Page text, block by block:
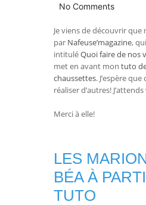
No Comments
Je viens de découvrir
par Nafeuse’magazine,
intituléQuoi faire de nos
met en avant mon tuto
chaussettes. J’espère
réaliser d’autres!
Merci à elle!
LES
BÉA À
TUTO